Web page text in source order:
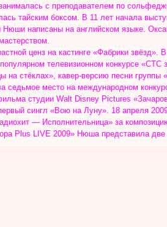
с преподавателем по
тайским боксом. В 11 лет начала
написаны на английском языке.
ценз на кастинге «Фабрики
телевизионном конкурсе
на стёклах», кавер-версию песни
седьмое место на международном
студии Walt Disney Pictures
сингл «Вою на Луну». 18 апреля
— Исполнительница» за
Plus LIVE 2009» Нюша представила